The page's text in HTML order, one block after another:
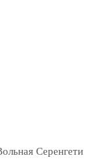
Серенгети